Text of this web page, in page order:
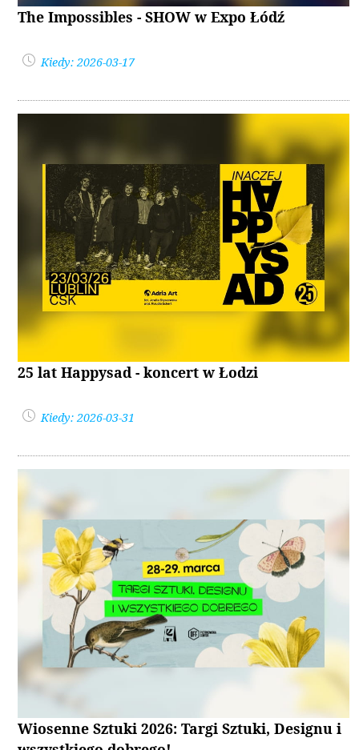
The Impossibles - SHOW w Expo Łódź
Kiedy: 2026-03-17
25 lat Happysad - koncert w Łodzi
Kiedy: 2026-03-31
Wiosenne Sztuki 2026: Targi Sztuki, Designu i